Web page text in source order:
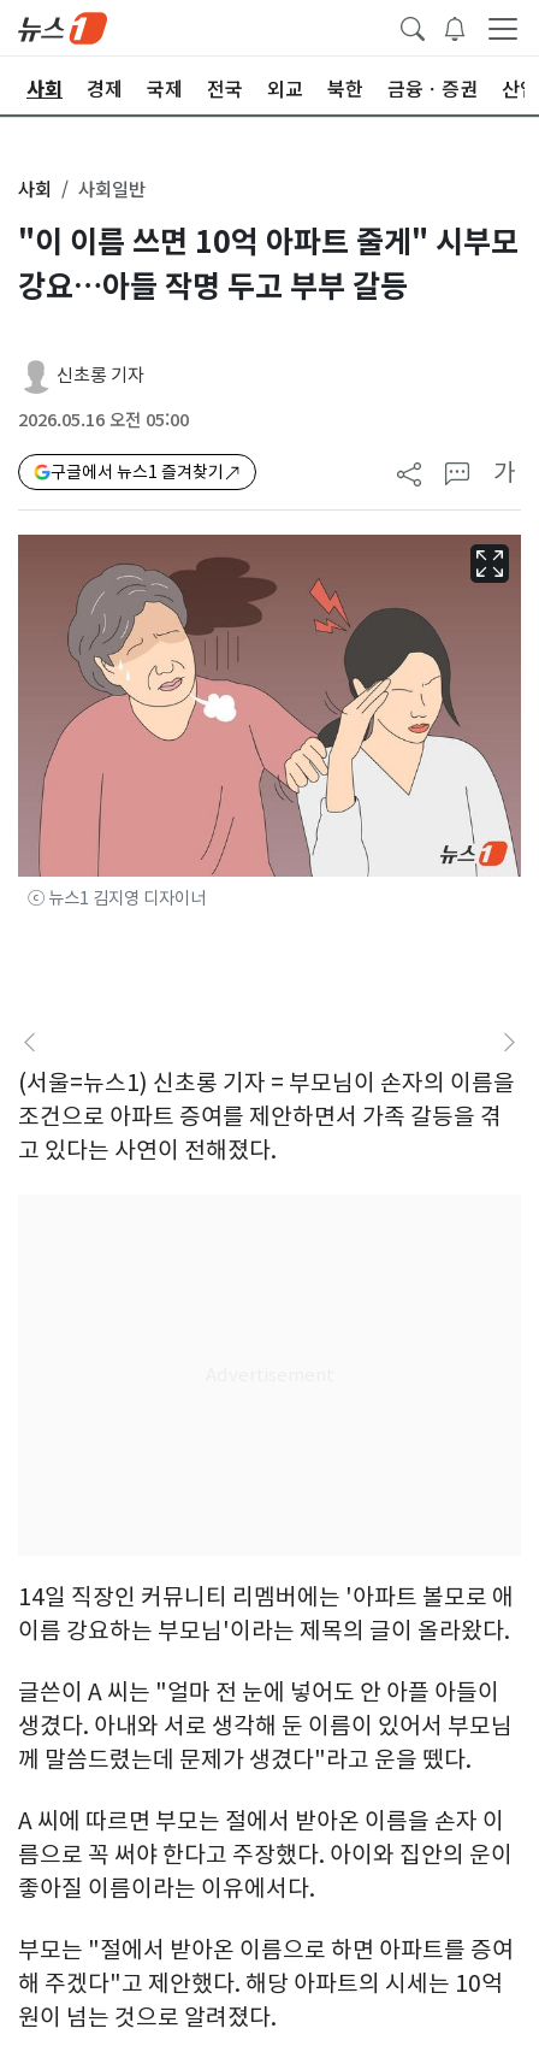
사회 경제 국제 전국 외교 북한 금융ㆍ증권 산업
사회 사회일반
"이 이름 쓰면 10억 아파트 줄게" 시부모
강요…아들 작명 두고 부부 갈등
신초롱 기자
2026.05.16 오전 05:00
구글에서 뉴스1 즐겨찾기 가
ⓒ 뉴스1 김지영 디자이너
(서울=뉴스1) 신초롱 기자 = 부모님이 손자의 이름을
조건으로 아파트 증여를 제안하면서 가족 갈등을 겪
고 있다는 사연이 전해졌다.
14일 직장인 커뮤니티 리멤버에는 '아파트 볼모로 애
이름 강요하는 부모님'이라는 제목의 글이 올라왔다.
글쓴이 A 씨는 "얼마 전 눈에 넣어도 안 아플 아들이
생겼다. 아내와 서로 생각해 둔 이름이 있어서 부모님
께 말씀드렸는데 문제가 생겼다"라고 운을 뗐다.
A 씨에 따르면 부모는 절에서 받아온 이름을 손자 이
름으로 꼭 써야 한다고 주장했다. 아이와 집안의 운이
좋아질 이름이라는 이유에서다.
부모는 "절에서 받아온 이름으로 하면 아파트를 증여
해 주겠다"고 제안했다. 해당 아파트의 시세는 10억
원이 넘는 것으로 알려졌다.